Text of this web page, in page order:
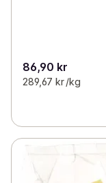
86,90 kr
289,67 kr /kg